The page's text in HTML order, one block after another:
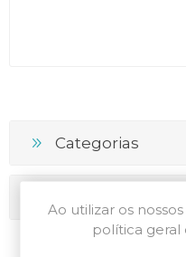
Categorias
Ao utilizar os
política geral